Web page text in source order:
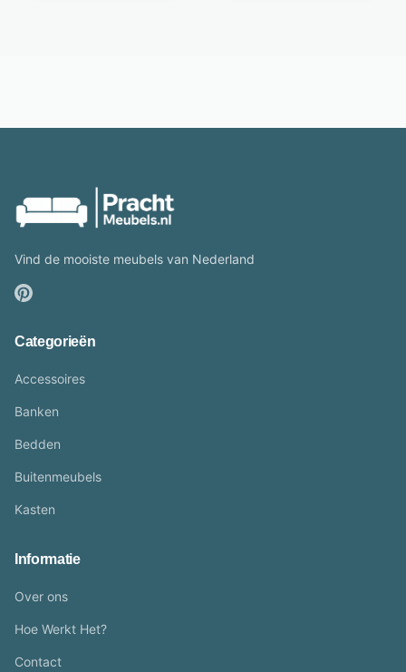
Vind de mooiste meubels van Nederland
Categorieën
Accessoires
Banken
Bedden
Buitenmeubels
Kasten
Informatie
Over ons
Hoe Werkt Het?
Contact